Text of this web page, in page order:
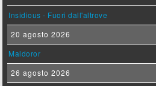
Insidious - Fuori dall'altrove
20 agosto 2026
Maldoror
26 agosto 2026